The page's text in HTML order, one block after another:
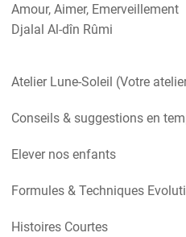
Amour, Aimer, Emerveillement
Djalal Al-dîn Rûmi
Atelier Lune-Soleil (Votre
Conseils & suggestions en
Elever nos enfants
Formules & Techniques
Histoires Courtes